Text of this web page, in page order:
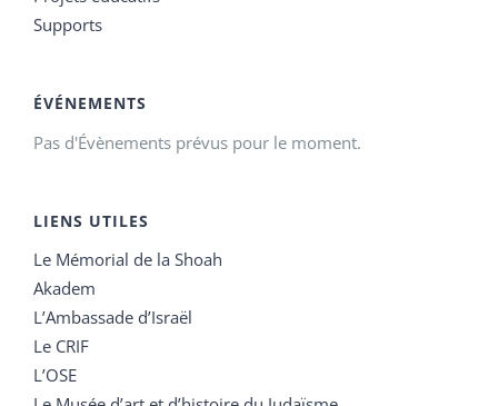
Supports
ÉVÉNEMENTS
Pas d'Évènements prévus pour le moment.
LIENS UTILES
Le Mémorial de la Shoah
Akadem
L’Ambassade d’Israël
Le CRIF
L’OSE